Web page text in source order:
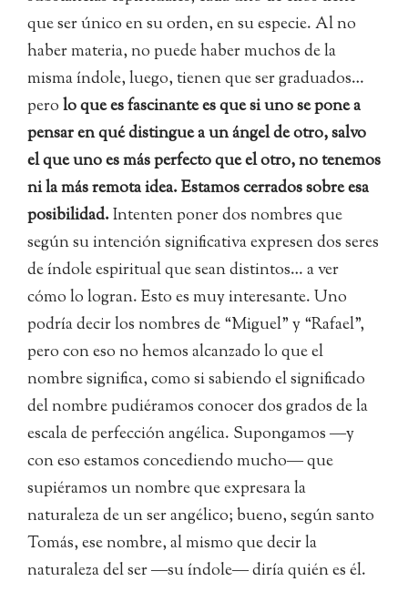
que ser único en su orden, en su especie. Al no
haber materia, no puede haber muchos de la
misma índole, luego, tienen que ser graduados…
perolo que es fascinante es que si uno se pone a
pensar en qué distingue a un ángel de otro, salvo
el que uno es más perfecto que el otro, no tenemos
ni la más remota idea. Estamos cerrados sobre esa
posibilidad.Intenten poner dos nombres que
según su intención significativa expresen dos seres
de índole espiritual que sean distintos… a ver
cómo lo logran. Esto es muy interesante. Uno
podría decir los nombres de “Miguel” y “Rafael”,
pero con eso no hemos alcanzado lo que el
nombre significa, como si sabiendo el significado
del nombre pudiéramos conocer dos grados de la
escala de perfección angélica. Supongamos ―y
con eso estamos concediendo mucho― que
supiéramos un nombre que expresara la
naturaleza de un ser angélico; bueno, según santo
Tomás, ese nombre, al mismo que decir la
naturaleza del ser ―su índole― diría quién es él.